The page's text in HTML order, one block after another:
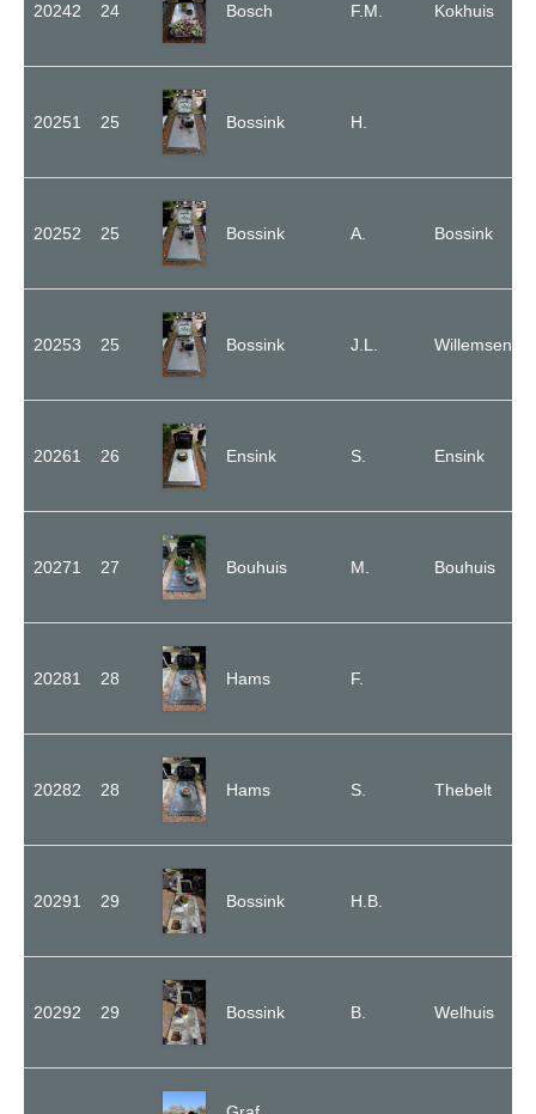
20242 24 Bosch F.M. Kokhuis
20251 25 Bossink H.
20252 25 Bossink A. Bossink
20253 25 Bossink J.L. Willemsen
20261 26 Ensink S. Ensink
20271 27 Bouhuis M. Bouhuis
20281 28 Hams F.
20282 28 Hams S. Thebelt
20291 29 Bossink H.B.
20292 29 Bossink B. Welhuis